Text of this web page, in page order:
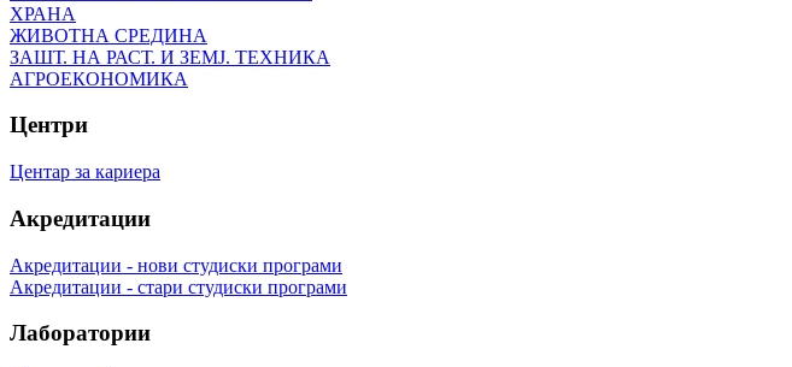
ХРАНА
ЖИВОТНА СРЕДИНА
ЗАШТ. НА РАСТ. И ЗЕМЈ. ТЕХНИКА
АГРОЕКОНОМИКА
Центри
Центар за кариера
Акредитации
Акредитации - нови студиски програми
Акредитации - стари студиски програми
Лаборатории